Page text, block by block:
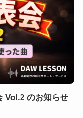
Vol.2 のお知らせ